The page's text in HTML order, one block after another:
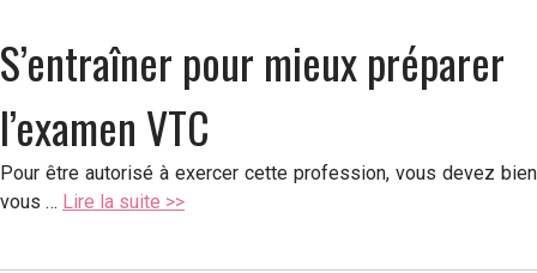
S’entraîner pour mieux préparer
l’examen VTC
Pour être autorisé à exercer cette profession, vous devez bien
vous … Lire la suite >>